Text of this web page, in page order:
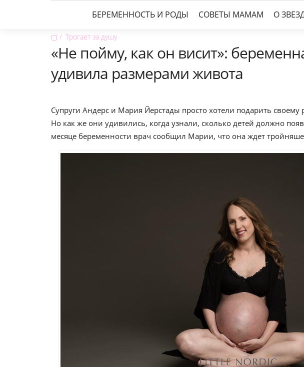
БЕРЕМЕННОСТЬ И РОДЫ СОВЕТЫ МАМАМ О
▢ Трогает за душу
«Не пойму, как он висит»:
удивила размерами живота
Супруги Андерс и Мария Йерстады просто хотели подарить своему
Но как же они удивились, когда узнали, сколько детей должно
месяце беременности врач сообщил Марии, что она ждет